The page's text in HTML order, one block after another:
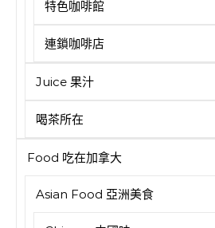
特色咖啡館
連鎖咖啡店
Juice 果汁
喝茶所在
Food 吃在加拿大
Asian Food 亞洲美食